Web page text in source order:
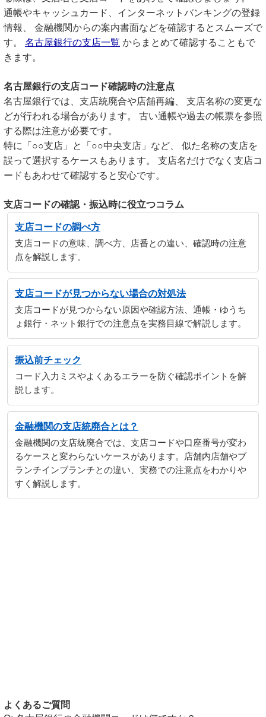
通帳やキャッシュカード、インターネットバンキングの登録
情報、 金融機関からの案内書面などを確認するとスムーズで
す。 名古屋銀行の支店一覧 からまとめて確認することもで
きます。
名古屋銀行の支店コード確認時の注意点
名古屋銀行では、支店統廃合や店舗再編、 支店名称の変更な
どが行われる場合があります。 古い通帳や過去の帳票を参照
する際は注意が必要です。
特に「○○支店」と「○○中央支店」など、 似た名称の支店を
誤って選択するケースもあります。 支店名だけでなく支店コ
ードもあわせて確認すると安心です。
支店コードの確認・振込時に役立つコラム
支店コードの調べ方
支店コードの意味、調べ方、店番との違い、確認時の注意
点を解説します。
支店コードが見つからない場合の対処法
支店コードが見つからない原因や確認方法、通帳・ゆうち
ょ銀行・ネット銀行での注意点を実務目線で解説します。
振込前チェック
コード入力ミスやよくあるエラーを防ぐ確認ポイントを解
説します。
金融機関の支店統廃合とは？
金融機関の支店統廃合では、支店コードや口座番号が変わ
るケースと変わらないケースがあります。店舗内店舗やブ
ランチインブランチとの違い、実務での注意点をわかりや
すく解説します。
よくあるご質問